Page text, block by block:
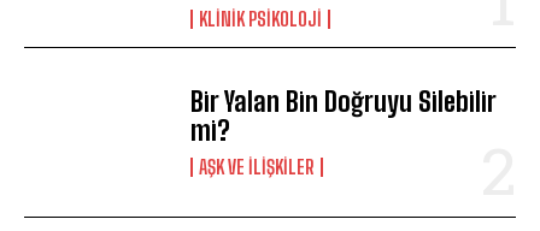
KLINIK PSIKOLOJI
Bir Yalan Bin Doğruyu Silebilir
mi?
AŞK VE İLIŞKILER